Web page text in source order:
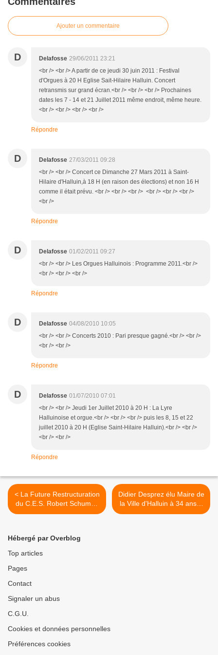
Ajouter un commentaire
D Delafosse 29/06/2011 23:21
<br /> <br /> A partir de ce jeudi 30 juin 2011 : Festival
d'Orgues à 20 H Eglise Sait-Hilaire Halluin. Concert
retransmis sur grand écran.<br /> <br /> <br /> Prochaines
dates les 7 - 14 et 21 Juillet 2011 même endroit, même heure.
<br /> <br /> <br /> <br />
Répondre
D Delafosse 27/03/2011 09:28
<br /> <br /> Concert ce Dimanche 27 Mars 2011 à Saint-
Hilaire d'Halluin,à 18 H (en raison des élections) et non 16 H
comme il était prévu. <br /> <br /> <br /> <br /> <br /> <br />
<br />
Répondre
D Delafosse 01/02/2011 09:27
<br /> <br /> Les Orgues Halluinois : Programme 2011.<br />
<br /> <br /> <br />
Répondre
D Delafosse 04/08/2010 10:05
<br /> <br /> Concerts 2010 : Pari presque gagné.<br /> <br />
<br /> <br />
Répondre
D Delafosse 01/07/2010 07:01
<br /> <br /> Jeudi 1er Juillet 2010 à 20 H : La Lyre
Halluinoise et orgue.<br /> <br /> <br /> puis les 8, 15 et 22
juillet 2010 à 20 H (Eglise Saint-Hilaire Halluin).<br /> <br />
<br /> <br />
Répondre
< La Future Restructuration
du C.E.S. Robert Schuman
à Halluin.
Didier Desprez élu Maire de
la Ville d'Halluin à 34 ans...
>
Hébergé par Overblog
Top articles
Pages
Contact
Signaler un abus
C.G.U.
Cookies et données personnelles
Préférences cookies